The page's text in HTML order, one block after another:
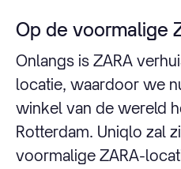
Op de voormalige
Onlangs is ZARA
locatie, waardoor we
winkel van de wereld
Rotterdam. Uniqlo zal
voormalige ZARA-